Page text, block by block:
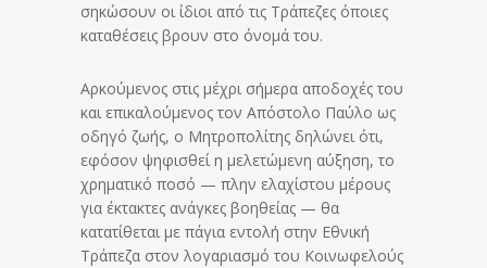
σηκώσουν οι ίδιοι από τις Τράπεζες όποιες
καταθέσεις βρουν στο όνομά του.
Αρκούμενος στις μέχρι σήμερα αποδοχές του
και επικαλούμενος τον Απόστολο Παύλο ως
οδηγό ζωής, ο Μητροπολίτης δηλώνει ότι,
εφόσον ψηφισθεί η μελετώμενη αύξηση, το
χρηματικό ποσό — πλην ελαχίστου μέρους
για έκτακτες ανάγκες βοηθείας — θα
κατατίθεται με πάγια εντολή στην Εθνική
Τράπεζα στον λογαριασμό του Κοινωφελούς